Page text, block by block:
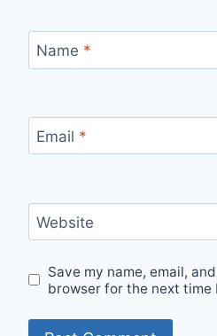
Name *
Email *
Website
Save my name, email,
browser for the next time